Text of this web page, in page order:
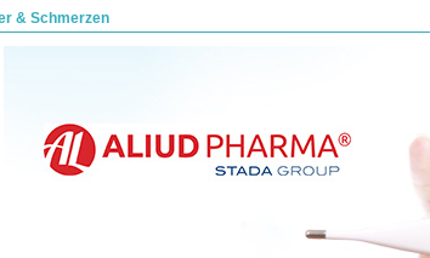
& Schmerzen